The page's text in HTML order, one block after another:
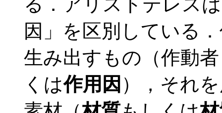
因」を区別している
生み出すもの（作動
くは作用因 ），それ